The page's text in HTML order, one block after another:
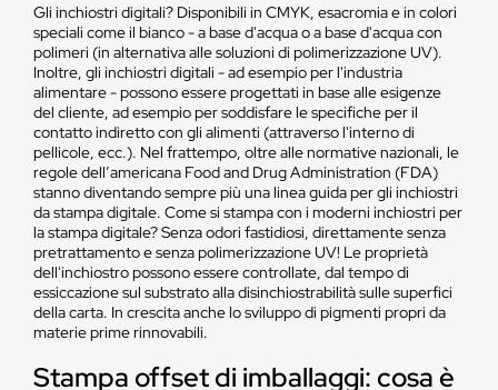
Gli inchiostri digitali? Disponibili in CMYK, esacromia e in colori
speciali come il bianco - a base d'acqua o a base d'acqua con
polimeri (in alternativa alle soluzioni di polimerizzazione UV).
Inoltre, gli inchiostri digitali - ad esempio per l'industria
alimentare - possono essere progettati in base alle esigenze
del cliente, ad esempio per soddisfare le specifiche per il
contatto indiretto con gli alimenti (attraverso l'interno di
pellicole, ecc.). Nel frattempo, oltre alle normative nazionali, le
regole dell’americana Food and Drug Administration (FDA)
stanno diventando sempre più una linea guida per gli inchiostri
da stampa digitale. Come si stampa con i moderni inchiostri per
la stampa digitale? Senza odori fastidiosi, direttamente senza
pretrattamento e senza polimerizzazione UV! Le proprietà
dell'inchiostro possono essere controllate, dal tempo di
essiccazione sul substrato alla disinchiostrabilità sulle superfici
della carta. In crescita anche lo sviluppo di pigmenti propri da
materie prime rinnovabili.
Stampa offset di imballaggi: cosa è